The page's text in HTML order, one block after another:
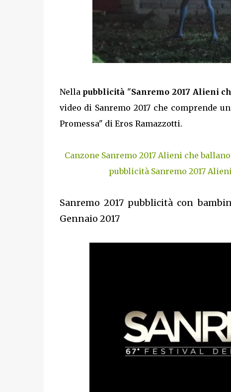
Nella pubblicità "Sanremo 2017 Alieni
video di Sanremo 2017 che comprende
Promessa" di Eros Ramazzotti.
Canzone Sanremo 2017 Alieni che
pubblicità Sanremo 2017
Sanremo 2017 pubblicità con
Gennaio 2017